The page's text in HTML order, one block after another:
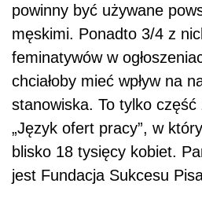
powinny być używane
męskimi. Ponadto 3/4 z
feminatywów w
chciałoby mieć wpływ na
stanowiska. To tylko
„Język ofert pracy”, w
blisko 18 tysięcy kobiet.
jest Fundacja Sukcesu